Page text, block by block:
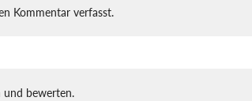
Kommentar verfasst.
und bewerten.